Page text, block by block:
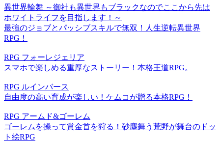
異世界輪舞 ～御社も異世界もブラックなのでここから先は
ホワイトライフを目指します！～
最強のジョブとパッシブスキルで無双！人生逆転異世界
RPG！
RPG フォーレジェリア
スマホで楽しめる重厚なストーリー！本格王道RPG。
RPG ルインバース
自由度の高い育成が楽しい！ケムコが贈る本格RPG！
RPG アームド&ゴーレ‪ム‬
ゴーレムを操って賞金首を狩る！砂塵舞う荒野が舞台のドッ
ト絵RPG